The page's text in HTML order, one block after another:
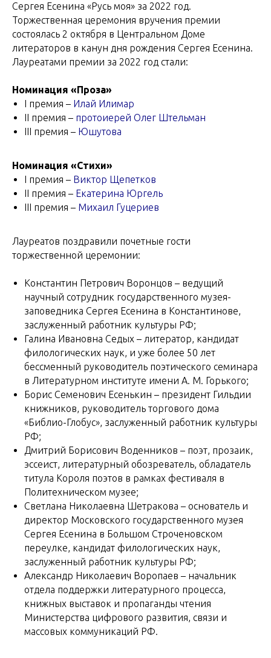
Сергея Есенина «Русь моя» за 2022 год.
Торжественная церемония вручения премии
состоялась 2 октября в Центральном Доме
литераторов в канун дня рождения Сергея Есенина.
Лауреатами премии за 2022 год стали:
Номинация «Проза»
I премия – Илай Илимар
II премия – протоиерей Олег Штельман
III премия – Юшутова
Номинация «Стихи»
I премия – Виктор Щепетков
II премия – Екатерина Юргель
III премия – Михаил Гуцериев
Лауреатов поздравили почетные гости
торжественной церемонии:
Константин Петрович Воронцов – ведущий
научный сотрудник государственного музея-
заповедника Сергея Есенина в Константинове,
заслуженный работник культуры РФ;
Галина Ивановна Седых – литератор, кандидат
филологических наук, и уже более 50 лет
бессменный руководитель поэтического семинара
в Литературном институте имени А. М. Горького;
Борис Семенович Есенькин – президент Гильдии
книжников, руководитель торгового дома
«Библио-Глобус», заслуженный работник культуры
РФ;
Дмитрий Борисович Воденников – поэт, прозаик,
эссеист, литературный обозреватель, обладатель
титула Короля поэтов в рамках фестиваля в
Политехническом музее;
Светлана Николаевна Шетракова – основатель и
директор Московского государственного музея
Сергея Есенина в Большом Строченовском
переулке, кандидат филологических наук,
заслуженный работник культуры РФ;
Александр Николаевич Воропаев – начальник
отдела поддержки литературного процесса,
книжных выставок и пропаганды чтения
Министерства цифрового развития, связи и
массовых коммуникаций РФ.